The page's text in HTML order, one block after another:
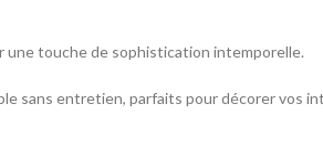
une touche de sophistication intemporelle.
sans entretien, parfaits pour décorer vos